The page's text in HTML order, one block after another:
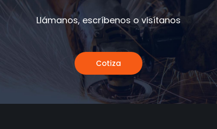
Llámanos, escríbenos o visítanos
Cotiza